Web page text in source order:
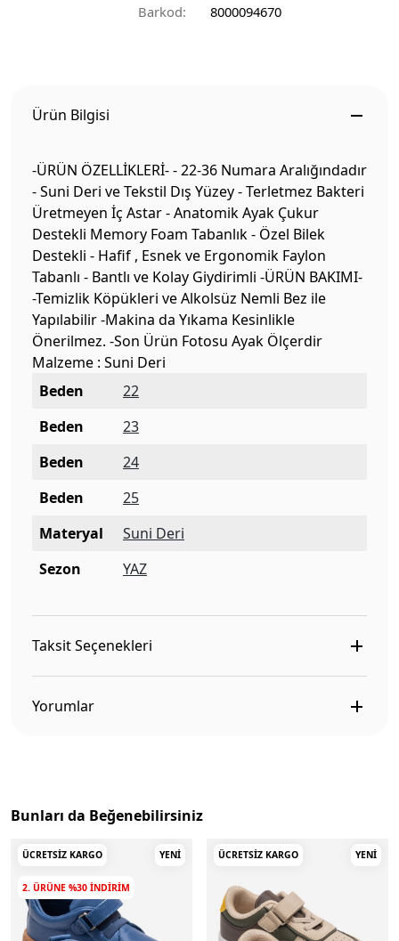
Barkod:
8000094670
Ürün Bilgisi
-ÜRÜN ÖZELLİKLERİ- - 22-36 Numara Aralığındadır
- Suni Deri ve Tekstil Dış Yüzey - Terletmez Bakteri
Üretmeyen İç Astar - Anatomik Ayak Çukur
Destekli Memory Foam Tabanlık - Özel Bilek
Destekli - Hafif , Esnek ve Ergonomik Faylon
Tabanlı - Bantlı ve Kolay Giydirimli -ÜRÜN BAKIMI-
-Temizlik Köpükleri ve Alkolsüz Nemli Bez ile
Yapılabilir -Makina da Yıkama Kesinlikle
Önerilmez. -Son Ürün Fotosu Ayak Ölçerdir
Malzeme : Suni Deri
Beden
22
Beden
23
Beden
24
Beden
25
Materyal
Suni Deri
Sezon
YAZ
Taksit Seçenekleri
Yorumlar
Bunları da Beğenebilirsiniz
ÜCRETSIZ KARGO YENI
2. ÜRÜNE %30 INDIRIM
ÜCRETSIZ KARGO YENI